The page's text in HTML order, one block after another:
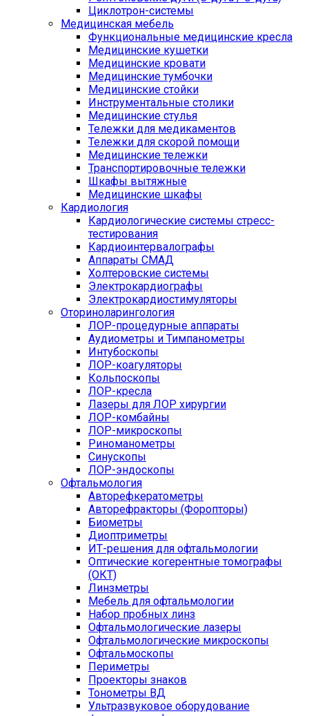
Циклотрон-системы
Медицинская мебель
Функциональные медицинские кресла
Медицинские кушетки
Медицинские кровати
Медицинские тумбочки
Медицинские стойки
Инструментальные столики
Медицинские стулья
Тележки для медикаментов
Тележки для скорой помощи
Медицинские тележки
Транспортировочные тележки
Шкафы вытяжные
Медицинские шкафы
Кардиология
Кардиологические системы стресс-
тестирования
Кардиоинтервалографы
Аппараты СМАД
Холтеровские системы
Электрокардиографы
Электрокардиостимуляторы
Оториноларингология
ЛОР-процедурные аппараты
Аудиометры и Тимпанометры
Интубоскопы
ЛОР-коагуляторы
Кольпоскопы
ЛОР-кресла
Лазеры для ЛОР хирургии
ЛОР-комбайны
ЛОР-микроскопы
Риноманометры
Синускопы
ЛОР-эндоскопы
Офтальмология
Авторефкератометры
Авторефракторы (Форопторы)
Биометры
Диоптриметры
ИТ-решения для офтальмологии
Оптические когерентные томографы
(ОКТ)
Линзметры
Мебель для офтальмологии
Набор пробных линз
Офтальмологические лазеры
Офтальмологические микроскопы
Офтальмоскопы
Периметры
Проекторы знаков
Тонометры ВД
Ультразвуковое оборудование